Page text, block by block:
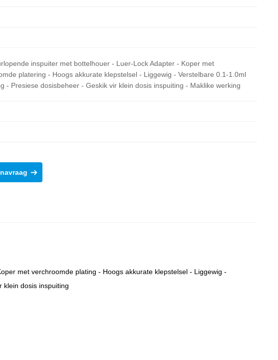
inspuiter met bottelhouer - Luer-Lock Adapter - Koper met
platering - Hoogs akkurate klepstelsel - Liggewig - Verstelbare 0.1-1.0ml
- Presiese dosisbeheer - Geskik vir klein dosis inspuiting - Maklike werking
met verchroomde plating - Hoogs akkurate klepstelsel - Liggewig -
klein dosis inspuiting